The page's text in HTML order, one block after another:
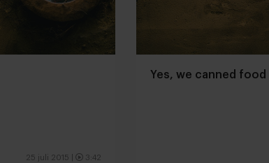
25 juli 2015 3:42
Yes, we canned food